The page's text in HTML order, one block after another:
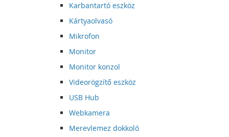
Karbantartó eszköz
Kártyaolvasó
Mikrofon
Monitor
Monitor konzol
Videorögzítő eszköz
USB Hub
Webkamera
Merevlemez dokkoló